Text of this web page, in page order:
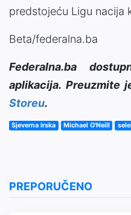
predstojeću Ligu nacija
Beta/federalna.ba
Federalna.ba
aplikacija. Preuzmite
Storeu.
Sjeverna Irska Michael O'Neill
PREPORUČENO